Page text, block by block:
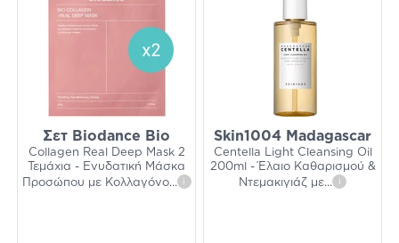
Σετ Biodance Bio
Collagen Real Deep Mask 2
Τεμάχια - Ενυδατική Μάσκα
Προσώπου με Κολλαγόνο... i
Skin1004 Madagascar
Centella Light Cleansing Oil
200ml - Έλαιο Καθαρισμού &
Ντεμακιγιάζ με... i